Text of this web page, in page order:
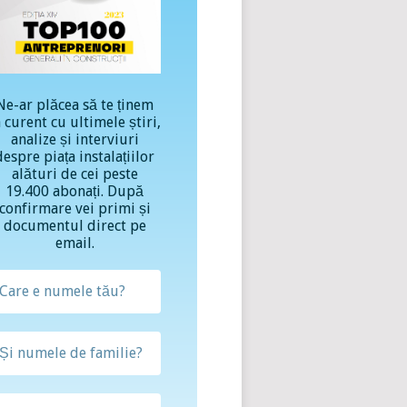
ar plăcea să te ținem
curent cu ultimele știri,
analize și interviuri
piața instalațiilor
alături de cei peste
19.400 abonați. După
vei primi și
documentul direct pe
email.